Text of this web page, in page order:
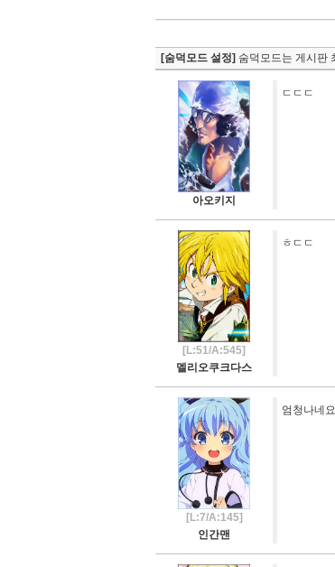
[숨덕모드 설정] 숨덕모드는 게시판
아오키지
ㄷㄷㄷ
[L:51/A:545]
멜리오쿠크다스
ㅎㄷㄷ
[L:7/A:145]
인간맨
엄청나네